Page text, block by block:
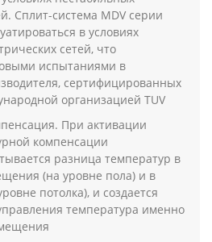
Сплит-система MDV серии
в условиях
сетей, что
испытаниями в
сертифицированных
организацией TUV
При активации
компенсации
разница температур в
(на уровне пола) и в
потолка), и создается
температура именно